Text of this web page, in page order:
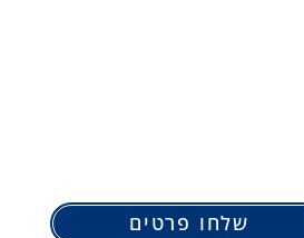
שלחו פרטים